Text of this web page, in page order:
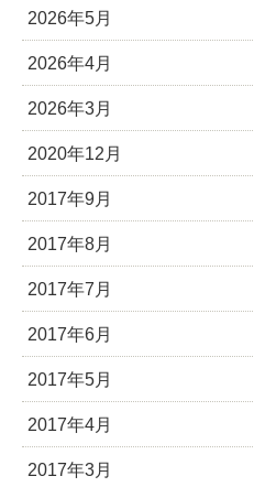
2026年5月
2026年4月
2026年3月
2020年12月
2017年9月
2017年8月
2017年7月
2017年6月
2017年5月
2017年4月
2017年3月